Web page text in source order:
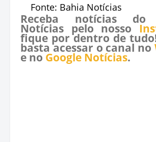
Fonte: Bahia Notícias
Receba notícias do
Notícias pelo nosso
fique por dentro de
basta acessar o canal no
e no Google Notícias.